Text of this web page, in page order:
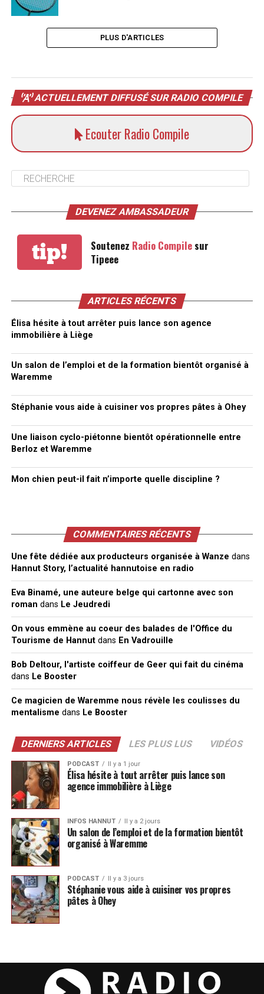
PLUS D'ARTICLES
ACTUELLEMENT DIFFUSÉ SUR RADIO COMPILE
Ecouter Radio Compile
DEVENEZ AMBASSADEUR
tip! Soutenez Radio Compilesur
Tipeee
ARTICLES RÉCENTS
Élisa hésite à tout arrêter puis lance son agence
immobilière à Liège
Un salon de l’emploi et de la formation bientôt organisé à
Waremme
Stéphanie vous aide à cuisiner vos propres pâtes à Ohey
Une liaison cyclo-piétonne bientôt opérationnelle entre
Berloz et Waremme
Mon chien peut-il fait n’importe quelle discipline ?
COMMENTAIRES RÉCENTS
Une fête dédiée aux producteurs organisée à Wanze dans
Hannut Story, l’actualité hannutoise en radio
Eva Binamé, une auteure belge qui cartonne avec son
roman dans Le Jeudredi
On vous emmène au coeur des balades de l'Office du
Tourisme de Hannutdans En Vadrouille
Bob Deltour, l'artiste coiffeur de Geer qui fait du cinéma
dans Le Booster
Ce magicien de Waremme nous révèle les coulisses du
mentalisme dans Le Booster
DERNIERS ARTICLES LES PLUS LUS VIDÉOS
PODCAST Il y a 1 jour
Élisa hésite à tout arrêter puis lance son
agence immobilière à Liège
INFOS HANNUT Il y a 2 jours
Un salon de l’emploi et de la formation bientôt
organisé à Waremme
PODCAST Il y a 3 jours
Stéphanie vous aide à cuisiner vos propres
pâtes à Ohey